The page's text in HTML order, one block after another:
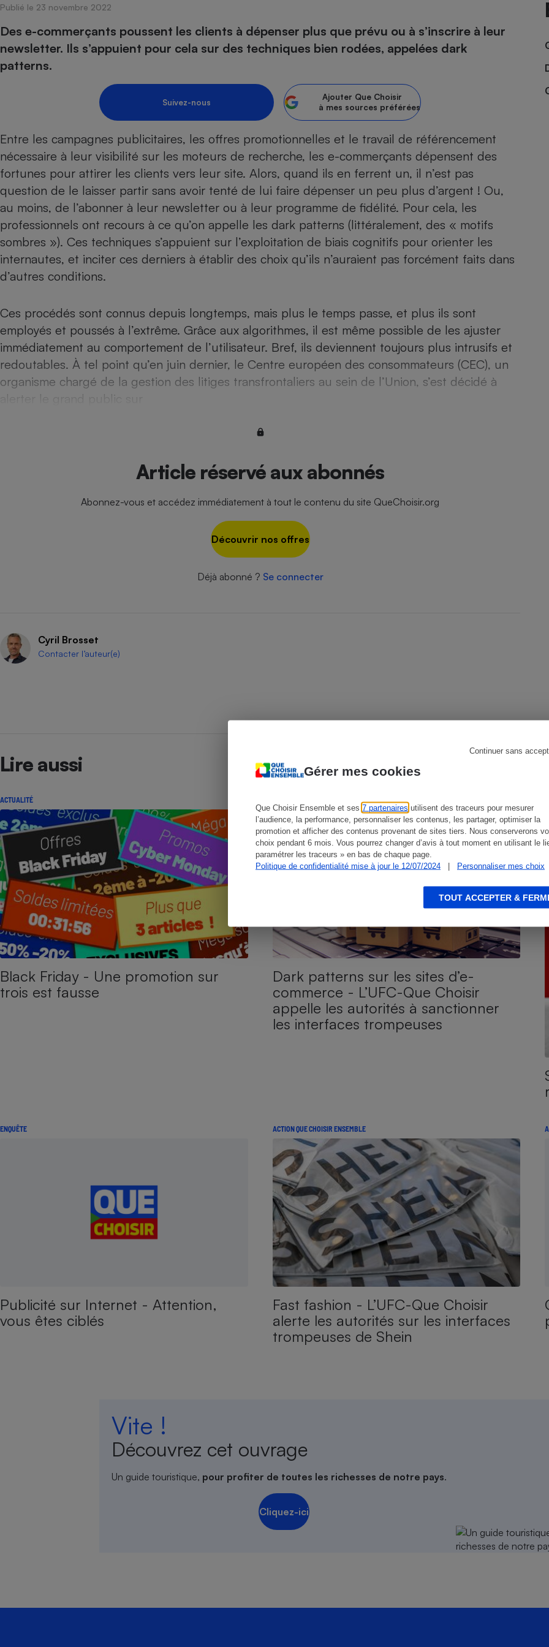
Gérer mes cookies
Que Choisir Ensemble et ses 7 partenaires utilisent des traceurs pour mesurer
l’audience, la performance, personnaliser les contenus, les partager, optimiser la
promotion et afficher des contenus provenant de sites tiers. Nous conserverons
choix pendant 6 mois. Vous pourrez changer d’avis à tout moment en utilisant le
paramétrer les traceurs » en bas de chaque page.
Politique de confidentialité mise à jour le 12/07/2024
| Personnaliser mes choix
Continuer sans
TOUT ACCEPTER &
Publié le 23 novembre 2022
Des e-commerçants poussent les clients à dépenser plus que prévu ou à s’inscrire à leur
newsletter. Ils s’appuient pour cela sur des techniques bien rodées, appelées dark
patterns.
Suivez-nous
Ajouter Que Choisir
à mes sources préférées
Entre les campagnes publicitaires, les offres promotionnelles et le travail de référencement
nécessaire à leur visibilité sur les moteurs de recherche, les e-commerçants dépensent des
fortunes pour attirer les clients vers leur site. Alors, quand ils en ferrent un, il n’est pas
question de le laisser partir sans avoir tenté de lui faire dépenser un peu plus d’argent ! Ou,
au moins, de l’abonner à leur newsletter ou à leur programme de fidélité. Pour cela, les
professionnels ont recours à ce qu’on appelle les dark patterns (littéralement, des « motifs
sombres »). Ces techniques s’appuient sur l’exploitation de biais cognitifs pour orienter les
internautes, et inciter ces derniers à établir des choix qu’ils n’auraient pas forcément faits dans
d’autres conditions.
Ces procédés sont connus depuis longtemps, mais plus le temps passe, et plus ils sont
employés et poussés à l’extrême. Grâce aux algorithmes, il est même possible de les ajuster
immédiatement au comportement de l’utilisateur. Bref, ils deviennent toujours plus intrusifs et
redoutables. À tel point qu’en juin dernier, le Centre européen des consommateurs (CEC), un
organisme chargé de la gestion des litiges transfrontaliers au sein de l’Union, s’est décidé à
alerter le grand public sur
Article réservé aux abonnés
Abonnez-vous et accédez immédiatement à tout le contenu du site QueChoisir.org
Découvrir nos offres
Déjà abonné ? Se connecter
Cyril Brosset
Contacter l’auteur(e)
Lire aussi
ACTUALITÉ
Black Friday - Une promotion sur
trois est fausse
ACTION QUE CHOISIR ENSEMBLE
Dark patterns sur les sites d’e-
commerce - L’UFC-Que Choisir
appelle les autorités à sanctionner
les interfaces trompeuses
ENQUÊTE
Publicité sur Internet - Attention,
vous êtes ciblés
ACTION QUE CHOISIR ENSEMBLE
Fast fashion - L’UFC-Que Choisir
alerte les autorités sur les interfaces
trompeuses de Shein
Vite !
Découvrez cet ouvrage
Un guide touristique, pour profiter de toutes les richesses de notre pays.
Cliquez-ici
Champagne - Comment choisir une
bouteille de champagne
Assurance emprunteur Assurance vie
Banque en ligne
Gros électroménager
Petit électroménager - Ustensile
Lave-linge Lave-vaisselle
Plaque de cuisson à
induction
Four encastrable
Climatiseur -
Aspirateur
Téléphonie
Téléviseur Ordinateur portable
Téléphone mobile -
Smartphone
Appareil photo
numérique
Matelas Poêle à granulés
Mutuelle Aide auditive
Antimoustique Crème solaire